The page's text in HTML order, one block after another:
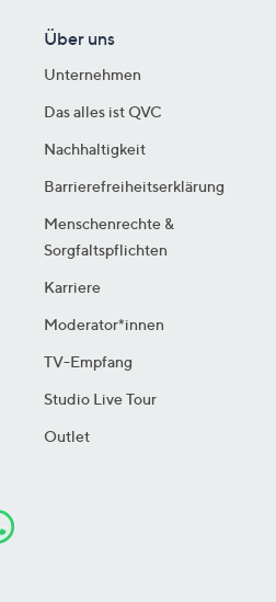
Über uns
Unternehmen
Das alles ist QVC
Nachhaltigkeit
Barrierefreiheitserklärung
Menschenrechte &
Sorgfaltspflichten
Karriere
Moderator*innen
TV-Empfang
Studio Live Tour
Outlet